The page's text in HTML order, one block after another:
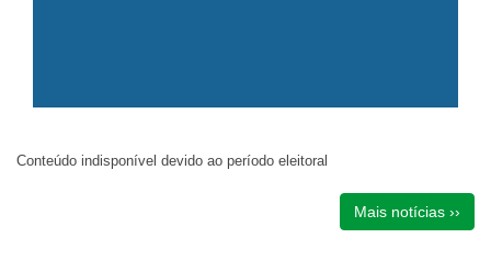
Conteúdo indisponível devido ao período eleitoral
Mais notícias ››